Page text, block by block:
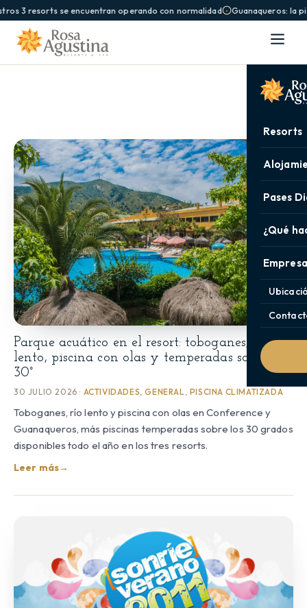
3 resorts se encuentran operando con normalidad Guanaqueros: la
Resorts
Pases
¿Qué
Parque acuático en el resort: toboganes, río
lento, piscina con olas y temperadas sobre los
30°
30 JULIO 2026 · ACTIVIDADES,GENERAL, PISCINA CLIMATIZADA
Toboganes, río lento y piscina con olas en Conference y
Guanaqueros, más piscinas temperadas sobre los 30 grados
disponibles todo el año en los tres resorts.
Leer más→